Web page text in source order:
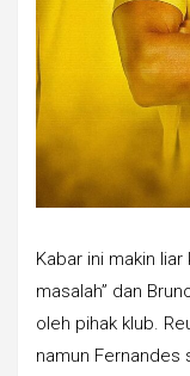
Kabar ini makin
masalah” dan
oleh pihak klub.
namun Fernandes